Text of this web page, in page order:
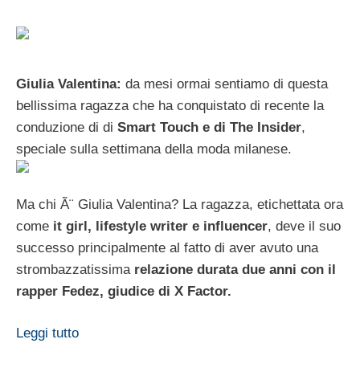
Giulia Valentina: da mesi ormai sentiamo di questa
bellissima ragazza che ha conquistato di recente la
conduzione di di Smart Touch e di The Insider,
speciale sulla settimana della moda milanese.
Ma chi Ã¨ Giulia Valentina? La ragazza, etichettata ora
come it girl, lifestyle writer e influencer, deve il suo
successo principalmente al fatto di aver avuto una
strombazzatissima relazione durata due anni con il
rapper Fedez, giudice di X Factor.
Leggi tutto